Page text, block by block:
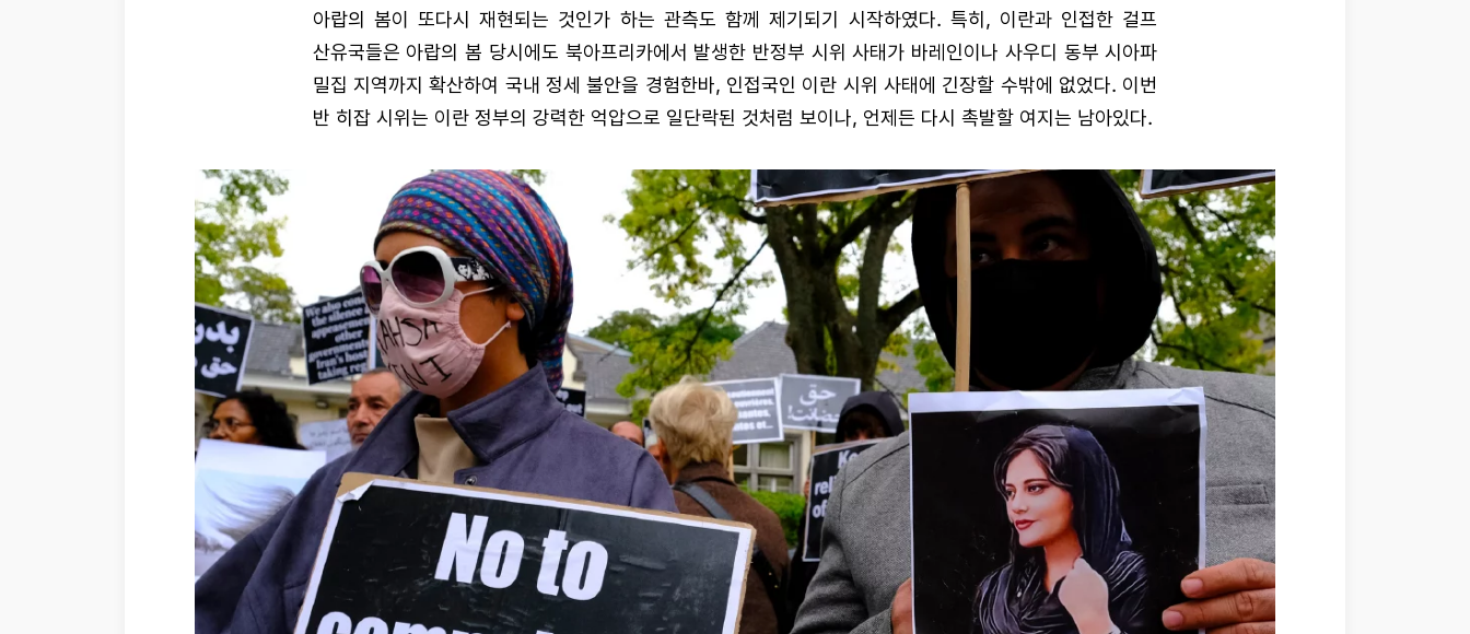
아랍의 봄이 또다시 재현되는 것인가 하는 관측도 함께 제기되기 시작하였다. 특히, 이란과 인접한 걸프
산유국들은 아랍의 봄 당시에도 북아프리카에서 발생한 반정부 시위 사태가 바레인이나 사우디 동부 시아파
밀집 지역까지 확산하여 국내 정세 불안을 경험한바, 인접국인 이란 시위 사태에 긴장할 수밖에 없었다. 이번
반 히잡 시위는 이란 정부의 강력한 억압으로 일단락된 것처럼 보이나, 언제든 다시 촉발할 여지는 남아있다.